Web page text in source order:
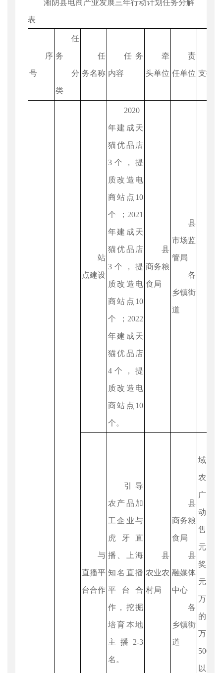
湘阴县电商产业发展三年行动计划任务分解
表
序
号
任
务
分
类
任
务名称
任务
内容
牵
头单位
责
任单位 支持
站
点建设
2020
年建成天
猫优品店
3个，提
质改造电
商站点10
个；2021
年建成天
猫优品店
3个，提
质改造电
商站点10
个；2022
年建成天
猫优品店
4个，提
质改造电
商站点10
个。
县
商务粮
食局
县
市场监
管局
各
乡镇街
道
与
直播平
台合作
引导
农产品加
工企业与
虎牙直
播、上海
知名直播
平台合
作，挖掘
培育本地
主播2-3
名。
县
农业农
村局
县
商务粮
食局
县
融媒体
中心
各
乡镇街
道
域内
农产
广直
动，
售
元以
奖励
元、
万元
的奖
万
500
以上